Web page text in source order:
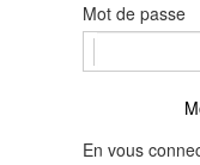
Mot de passe
En vous